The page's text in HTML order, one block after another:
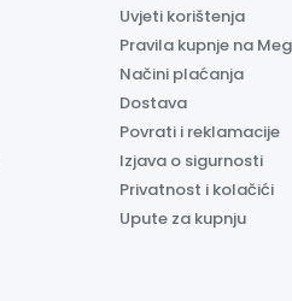
Uvjeti korištenja
Pravila kupnje na
Načini plaćanja
Dostava
Povrati i reklamacije
Izjava o sigurnosti
Privatnost i kolačići
Upute za kupnju